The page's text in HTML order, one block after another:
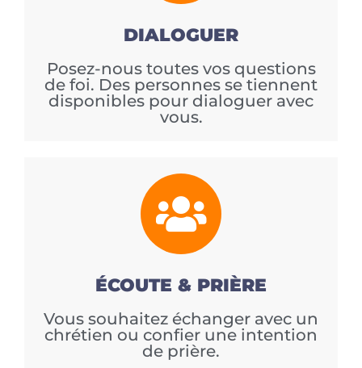
DIALOGUER
Posez-nous toutes vos questions
de foi. Des personnes se tiennent
disponibles pour dialoguer avec
vous.
ÉCOUTE & PRIÈRE
Vous souhaitez échanger avec un
chrétien ou confier une intention
de prière.